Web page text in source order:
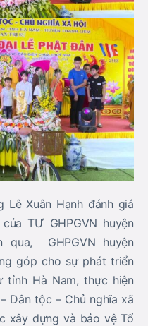
Xuân Hạnh đánh giá
TƯ GHPGVN huyện
qua, GHPGVN huyện
góp cho sự phát triển
tỉnh Hà Nam, thực hiện
Dân tộc – Chủ nghĩa xã
xây dựng và bảo vệ Tổ